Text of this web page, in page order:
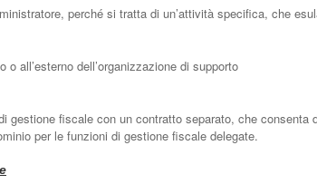
perché si tratta di un’attività specifica, che
all’esterno dell’organizzazione di supporto
gestione fiscale con un contratto separato, che consenta
per le funzioni di gestione fiscale delegate.